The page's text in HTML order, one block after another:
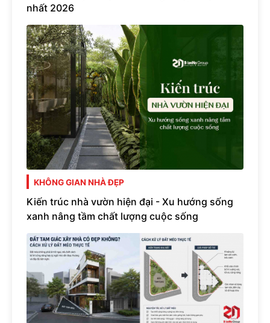
nhất 2026
KHÔNG GIAN NHÀ ĐẸP
Kiến trúc nhà vườn hiện đại - Xu hướng sống
xanh nâng tầm chất lượng cuộc sống